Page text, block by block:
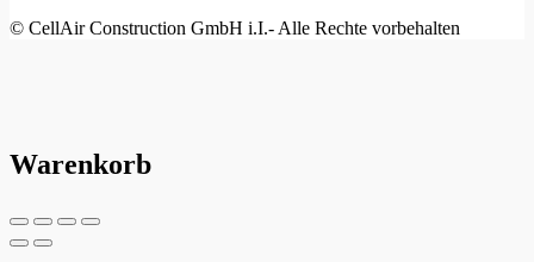
© CellAir Construction GmbH i.I.- Alle Rechte vorbehalten
Warenkorb